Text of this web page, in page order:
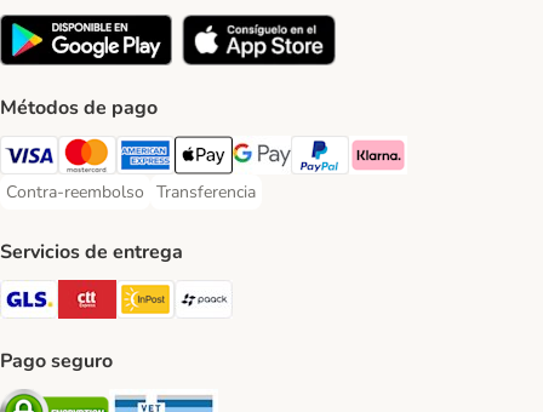
Métodos de pago
Visa Payment Method
Mastercard Payment Method
American Express Payment Method
Apple Pay Payment Method
Google Pay Payment Method
PayPal Payment Method
Klarna Payment Method
Contra-reembolso
Contra-reembolso Payment Method
Transferencia
Transferencia Payment Method
Servicios de entrega
GLS Shipping Method
CTTExpress Shipping Method
InPost Shipping Method
paack Shipping Method
Pago seguro
Security